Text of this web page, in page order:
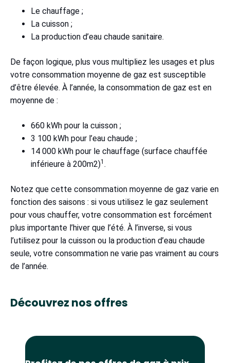
Le chauffage ;
La cuisson ;
La production d’eau chaude sanitaire.
De façon logique, plus vous multipliez les usages et plus
votre consommation moyenne de gaz est susceptible
d’être élevée. À l’année, la consommation de gaz est en
moyenne de :
660 kWh pour la cuisson ;
3 100 kWh pour l’eau chaude ;
14 000 kWh pour le chauffage (surface chauffée
inférieure à 200m2)1 .
Notez que cette consommation moyenne de gaz varie en
fonction des saisons : si vous utilisez le gaz seulement
pour vous chauffer, votre consommation est forcément
plus importante l’hiver que l’été. À l’inverse, si vous
l’utilisez pour la cuisson ou la production d’eau chaude
seule, votre consommation ne varie pas vraiment au cours
de l’année.
Découvrez nos offres